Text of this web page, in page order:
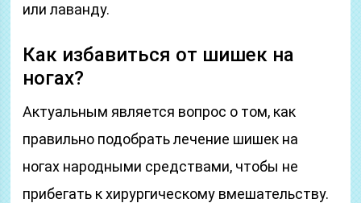
или лаванду.
Как избавиться от шишек на
ногах?
Актуальным является вопрос о том, как
правильно подобрать лечение шишек на
ногах народными средствами, чтобы не
прибегать к хирургическому вмешательству.